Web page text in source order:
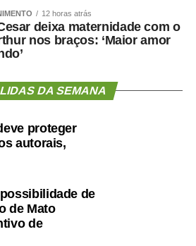
12 horas atrás
deixa maternidade com o
nos braços: ‘Maior amor
DA SEMANA
proteger
autorais,
de
de Mato
de